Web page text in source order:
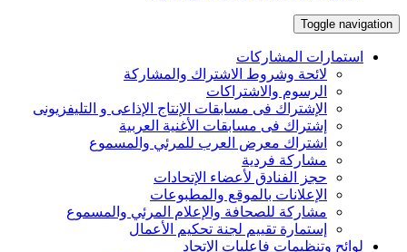
Toggle navigation
استمارات المشاركات
لائحة وشروط الاشتراك والمشاركة
الرسوم والاشتراكات
الإشتراك فى مسابقات الإنتاج الإذاعى و التليفزيونى
إشتراك فى مسابقات الأغنية العربية
اشتراك معرض العرب للمرئي والمسموع
مشاركة فردية
حجز الفنادق لأعضاء الإتحادات
الإعلانات بالموقع والمطبوعات
مشاركة للصحافة والإعلام المرئي والمسموع
إستمارة تقييم لجنة تحكيم الأعمال
لوائح وتنظيمات فاعليات الإتحاد